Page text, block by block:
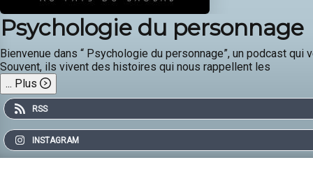
Psychologie du personnage
Bienvenue dans “ Psychologie du personnage”, un podcast
Souvent, ils vivent des histoires qui nous rappellent les
... Plus
RSS
INSTAGRAM